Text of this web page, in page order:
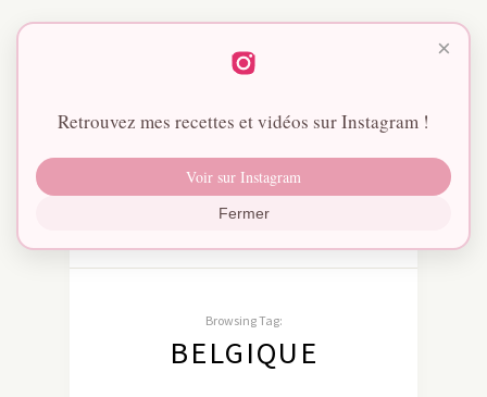
Browsing Tag:
BELGIQUE
×
Retrouvez mes recettes et vidéos sur Instagram !
Voir sur Instagram
Fermer